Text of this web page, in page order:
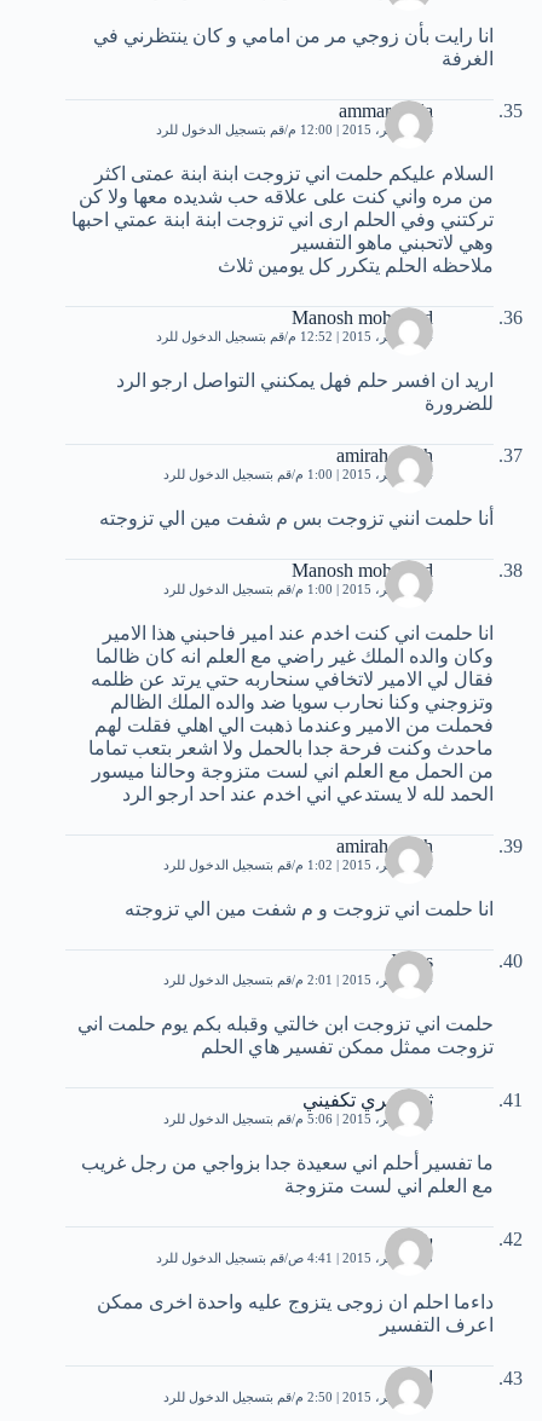
انا رايت بأن زوجي مر من امامي و كان ينتظرني في
الغرفة
ammar_feda
14 نوفمبر، 2015 | 12:00 م قم بتسجيل الدخول للرد
السلام عليكم حلمت اني تزوجت ابنة ابنة عمتى اكثر
من مره واني كنت على علاقه حب شديده معها ولا كن
تركتني وفي الحلم ارى اني تزوجت ابنة ابنة عمتي احبها
وهي لاتحبني ماهو التفسير
ملاحظه الحلم يتكرر كل يومين ثلاث
Manosh mohamed
14 نوفمبر، 2015 | 12:52 م قم بتسجيل الدخول للرد
اريد ان افسر حلم فهل يمكنني التواصل ارجو الرد
للضرورة
amirah_salih
14 نوفمبر، 2015 | 1:00 م قم بتسجيل الدخول للرد
أنا حلمت انني تزوجت بس م شفت مين الي تزوجته
Manosh mohamed
14 نوفمبر، 2015 | 1:00 م قم بتسجيل الدخول للرد
انا حلمت اني كنت اخدم عند امير فاحبني هذا الامير
وكان والده الملك غير راضي مع العلم انه كان ظالما
فقال لي الامير لاتخافي سنحاربه حتي يرتد عن ظلمه
وتزوجني وكنا نحارب سويا ضد والده الملك الظالم
فحملت من الامير وعندما ذهبت الي اهلي فقلت لهم
ماحدث وكنت فرحة جدا بالحمل ولا اشعر بتعب تماما
من الحمل مع العلم اني لست متزوجة وحالنا ميسور
الحمد لله لا يستدعي اني اخدم عند احد ارجو الرد
amirah_salih
14 نوفمبر، 2015 | 1:02 م قم بتسجيل الدخول للرد
انا حلمت اني تزوجت و م شفت مين الي تزوجته
Jokbs
14 نوفمبر، 2015 | 2:01 م قم بتسجيل الدخول للرد
حلمت اني تزوجت ابن خالتي وقبله بكم يوم حلمت اني
تزوجت ممثل ممكن تفسير هاي الحلم
ثقتي بري تكفيني
14 نوفمبر، 2015 | 5:06 م قم بتسجيل الدخول للرد
ما تفسير أحلم اني سعيدة جدا بزواجي من رجل غريب
مع العلم اني لست متزوجة
شهد
15 نوفمبر، 2015 | 4:41 ص قم بتسجيل الدخول للرد
داءما احلم ان زوجى يتزوج عليه واحدة اخرى ممكن
اعرف التفسير
احمد
17 نوفمبر، 2015 | 2:50 م قم بتسجيل الدخول للرد